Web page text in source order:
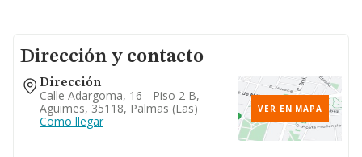
Dirección y contacto
Dirección
Calle Adargoma, 16 - Piso 2 B,
Agüimes, 35118, Palmas (las)
Como llegar
VER EN MAPA